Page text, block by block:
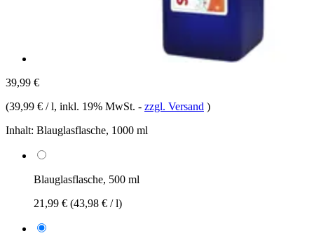
39,99 €
(39,99 € / l, inkl. 19% MwSt. - zzgl. Versand )
Inhalt: Blauglasflasche, 1000 ml
Blauglasflasche, 500 ml
21,99 € (43,98 € / l)